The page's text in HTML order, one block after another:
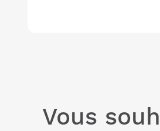
Vous